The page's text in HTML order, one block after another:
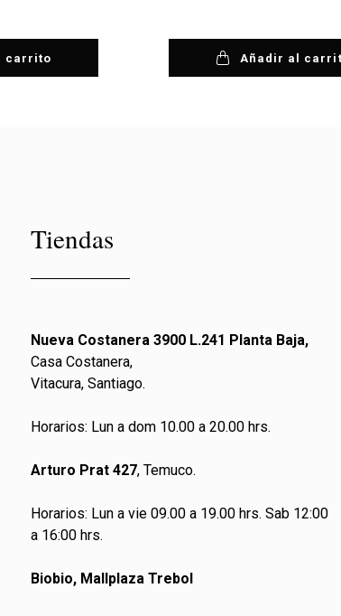
carrito Añadir al
Tiendas
Nueva Costanera 3900 L.241 Planta Baja,
Casa Costanera,
Vitacura, Santiago.
Horarios: Lun a dom 10.00 a 20.00 hrs.
Arturo Prat 427, Temuco.
Horarios: Lun a vie 09.00 a 19.00 hrs. Sab 12:00
a 16:00 hrs.
Biobio, Mallplaza Trebol